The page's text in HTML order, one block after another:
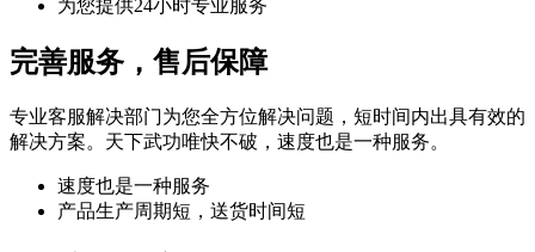
为您提供24小时专业服务
完善服务，售后保障
专业客服解决部门为您全方位解决问题，短时间内出具有效的
解决方案。天下武功唯快不破，速度也是一种服务。
速度也是一种服务
产品生产周期短，送货时间短